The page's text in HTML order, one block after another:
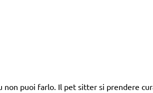
puoi farlo. Il pet sitter si prendere